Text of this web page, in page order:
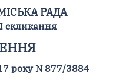
РАДА
скликання
року N 877/3884